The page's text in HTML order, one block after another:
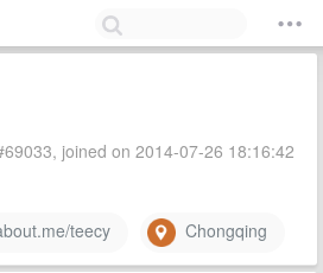
joined on 2014-07-26 18:16:42
teecy Chongqing